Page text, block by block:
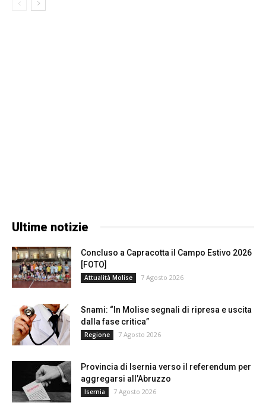
Ultime notizie
Concluso a Capracotta il Campo Estivo 2026
[FOTO]
Attualità Molise 7 Agosto 2026
Snami: “In Molise segnali di ripresa e uscita
dalla fase critica”
Regione 7 Agosto 2026
Provincia di Isernia verso il referendum per
aggregarsi all’Abruzzo
Isernia 7 Agosto 2026